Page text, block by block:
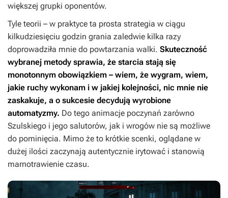
większej grupki oponentów.
Tyle teorii – w praktyce ta prosta strategia w ciągu
kilkudziesięciu godzin grania zaledwie kilka razy
doprowadziła mnie do powtarzania walki. Skuteczność
wybranej metody sprawia, że starcia stają się
monotonnym obowiązkiem – wiem, że wygram, wiem,
jakie ruchy wykonam i w jakiej kolejności, nic mnie nie
zaskakuje, a o sukcesie decydują wyrobione
automatyzmy. Do tego animacje poczynań zarówno
Szulskiego i jego salutorów, jak i wrogów nie są możliwe
do pominięcia. Mimo że to krótkie scenki, oglądane w
dużej ilości zaczynają autentycznie irytować i stanowią
marnotrawienie czasu.